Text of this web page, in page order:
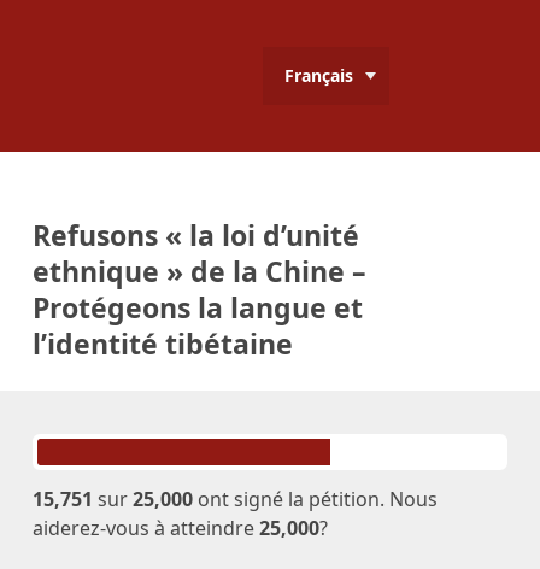
Français
Refusons « la loi d’unité
ethnique » de la Chine –
Protégeons la langue et
l’identité tibétaine
15,751 sur25,000ont signé la pétition. Nous
aiderez-vous à atteindre25,000?